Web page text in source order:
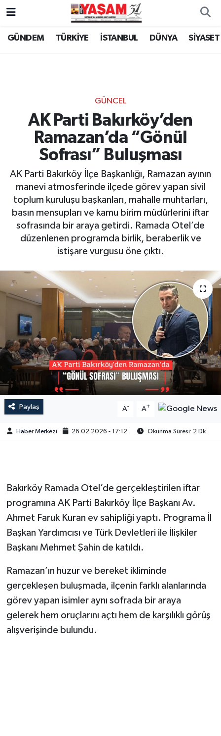
GÜNDEM TÜRKİYE İSTANBUL DÜNYA SİYASET
GÜNCEL
AK Parti Bakırköy’den
Ramazan’da “Gönül
Sofrası” Buluşması
AK Parti Bakırköy İlçe Başkanlığı, Ramazan ayının
manevi atmosferinde ilçede görev yapan sivil
toplum kuruluşu başkanları, mahalle muhtarları,
basın mensupları ve kamu birim müdürlerini iftar
sofrasında bir araya getirdi. Ramada Otel’de
düzenlenen programda birlik, beraberlik ve
istişare vurgusu öne çıktı.
Paylaş A- A+
Haber Merkezi 26.02.2026 - 17:12 Okunma Süresi: 2 Dk
Bakırköy Ramada Otel’de gerçekleştirilen iftar
programına AK Parti Bakırköy İlçe Başkanı Av.
Ahmet Faruk Kuran ev sahipliği yaptı. Programa İl
Başkan Yardımcısı ve Türk Devletleri ile İlişkiler
Başkanı Mehmet Şahin de katıldı.
Ramazan’ın huzur ve bereket ikliminde
gerçekleşen buluşmada, ilçenin farklı alanlarında
görev yapan isimler aynı sofrada bir araya
gelerek hem oruçlarını açtı hem de karşılıklı görüş
alışverişinde bulundu.